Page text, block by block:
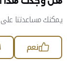
يمكنك مساعدتنا
نعم